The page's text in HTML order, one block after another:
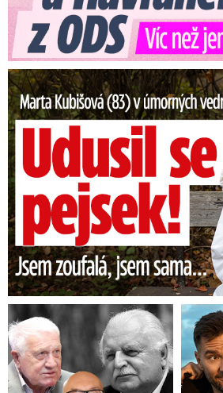
Marta Kubišová (83) v úmorných